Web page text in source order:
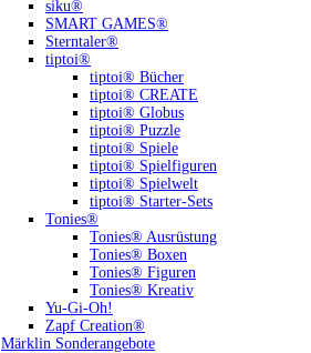
siku®
SMART GAMES®
Sterntaler®
tiptoi®
tiptoi® Bücher
tiptoi® CREATE
tiptoi® Globus
tiptoi® Puzzle
tiptoi® Spiele
tiptoi® Spielfiguren
tiptoi® Spielwelt
tiptoi® Starter-Sets
Tonies®
Tonies® Ausrüstung
Tonies® Boxen
Tonies® Figuren
Tonies® Kreativ
Yu-Gi-Oh!
Zapf Creation®
Märklin Sonderangebote